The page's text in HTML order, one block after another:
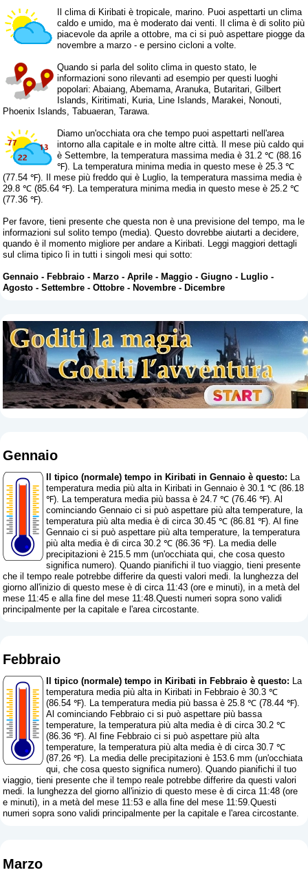
Il clima di Kiribati è tropicale, marino. Puoi aspettarti un clima
caldo e umido, ma è moderato dai venti. Il clima è di solito più
piacevole da aprile a ottobre, ma ci si può aspettare piogge da
novembre a marzo - e persino cicloni a volte.
Quando si parla del solito clima in questo stato, le
informazioni sono rilevanti ad esempio per questi luoghi
popolari: Abaiang, Abemama, Aranuka, Butaritari, Gilbert
Islands, Kiritimati, Kuria, Line Islands, Marakei, Nonouti,
Phoenix Islands, Tabuaeran, Tarawa.
Diamo un'occhiata ora che tempo puoi aspettarti nell'area
intorno alla capitale e in molte altre città. Il mese più caldo qui
è Settembre, la temperatura massima media è 31.2 ℃ (88.16
℉). La temperatura minima media in questo mese è 25.3 ℃
(77.54 ℉). Il mese più freddo qui è Luglio, la temperatura massima media è
29.8 ℃ (85.64 ℉). La temperatura minima media in questo mese è 25.2 ℃
(77.36 ℉).
Per favore, tieni presente che questa non è una previsione del tempo, ma le
informazioni sul solito tempo (media). Questo dovrebbe aiutarti a decidere,
quando è il momento migliore per andare a Kiribati. Leggi maggiori dettagli
sul clima tipico lì in tutti i singoli mesi qui sotto:
Gennaio -Febbraio -Marzo -Aprile -Maggio -Giugno -Luglio -
Agosto -Settembre -Ottobre -Novembre -Dicembre
Gennaio
Il tipico (normale) tempo in Kiribati in Gennaio è questo: La
temperatura media più alta in Kiribati in Gennaio è 30.1 ℃ (86.18
℉). La temperatura media più bassa è 24.7 ℃ (76.46 ℉). Al
cominciando Gennaio ci si può aspettare più alta temperature, la
temperatura più alta media è di circa 30.45 ℃ (86.81 ℉). Al fine
Gennaio ci si può aspettare più alta temperature, la temperatura
più alta media è di circa 30.2 ℃ (86.36 ℉). La media delle
precipitazioni è 215.5 mm (un'occhiata qui, che cosa questo
significa numero). Quando pianifichi il tuo viaggio, tieni presente
che il tempo reale potrebbe differire da questi valori medi. la lunghezza del
giorno all'inizio di questo mese è di circa 11:43 (ore e minuti), in a metà del
mese 11:45 e alla fine del mese 11:48.Questi numeri sopra sono validi
principalmente per la capitale e l'area circostante.
Febbraio
Il tipico (normale) tempo in Kiribati in Febbraio è questo: La
temperatura media più alta in Kiribati in Febbraio è 30.3 ℃
(86.54 ℉). La temperatura media più bassa è 25.8 ℃ (78.44 ℉).
Al cominciando Febbraio ci si può aspettare più bassa
temperature, la temperatura più alta media è di circa 30.2 ℃
(86.36 ℉). Al fine Febbraio ci si può aspettare più alta
temperature, la temperatura più alta media è di circa 30.7 ℃
(87.26 ℉). La media delle precipitazioni è 153.6 mm (un'occhiata
qui, che cosa questo significa numero). Quando pianifichi il tuo
viaggio, tieni presente che il tempo reale potrebbe differire da questi valori
medi. la lunghezza del giorno all'inizio di questo mese è di circa 11:48 (ore
e minuti), in a metà del mese 11:53 e alla fine del mese 11:59.Questi
numeri sopra sono validi principalmente per la capitale e l'area circostante.
Marzo